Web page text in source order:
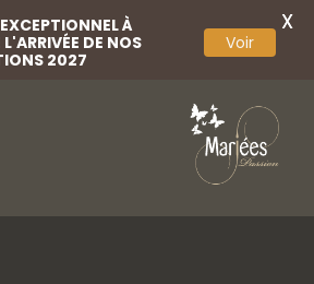
11 Jesus Peiro
À
DE NOS
2027
Voir
X